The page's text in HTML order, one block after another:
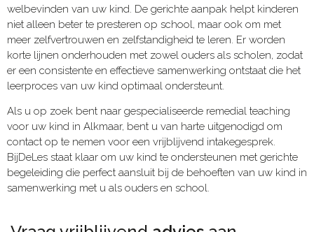
welbevinden van uw kind. De gerichte aanpak helpt kinderen
niet alleen beter te presteren op school, maar ook om met
meer zelfvertrouwen en zelfstandigheid te leren. Er worden
korte lijnen onderhouden met zowel ouders als scholen, zodat
er een consistente en effectieve samenwerking ontstaat die het
leerproces van uw kind optimaal ondersteunt.
Als u op zoek bent naar gespecialiseerde remedial teaching
voor uw kind in Alkmaar, bent u van harte uitgenodigd om
contact op te nemen voor een vrijblijvend intakegesprek.
BijDeLes staat klaar om uw kind te ondersteunen met gerichte
begeleiding die perfect aansluit bij de behoeften van uw kind in
samenwerking met u als ouders en school.